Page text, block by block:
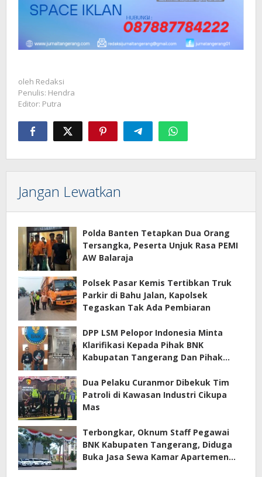
oleh Redaksi
Penulis: Hendra
Editor: Putra
Jangan Lewatkan
Polda Banten Tetapkan Dua Orang
Tersangka, Peserta Unjuk Rasa PEMI
AW Balaraja
Polsek Pasar Kemis Tertibkan Truk
Parkir di Bahu Jalan, Kapolsek
Tegaskan Tak Ada Pembiaran
DPP LSM Pelopor Indonesia Minta
Klarifikasi Kepada Pihak BNK
Kabupatan Tangerang Dan Pihak
Terkait Sewa Kamar Per Jam
Dua Pelaku Curanmor Dibekuk Tim
Patroli di Kawasan Industri Cikupa
Mas
Terbongkar, Oknum Staff Pegawai
BNK Kabupaten Tangerang, Diduga
Buka Jasa Sewa Kamar Apartemen